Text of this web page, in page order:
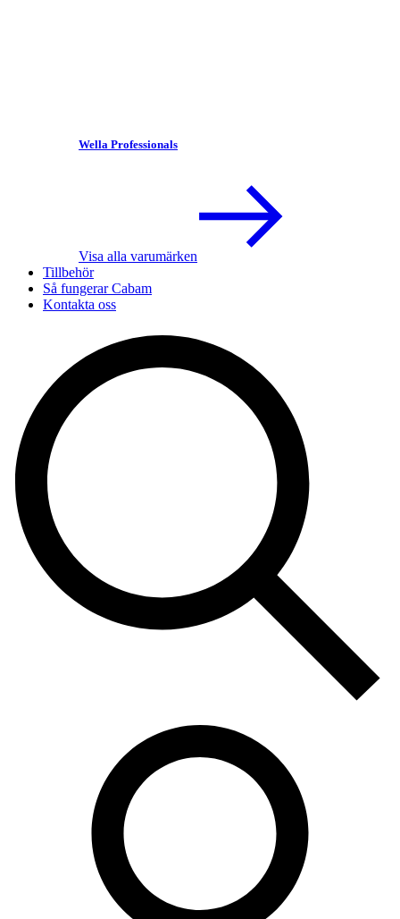
Wella Professionals
Visa alla varumärken
Tillbehör
Så fungerar Cabam
Kontakta oss